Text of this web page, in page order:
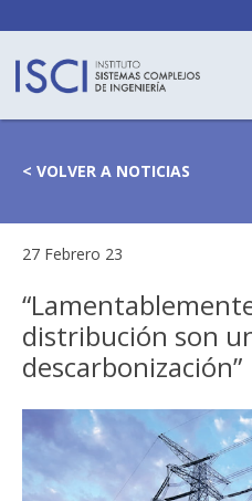
< VOLVER A NOTICIAS
27 Febrero 23
distribución son
descarbonización”